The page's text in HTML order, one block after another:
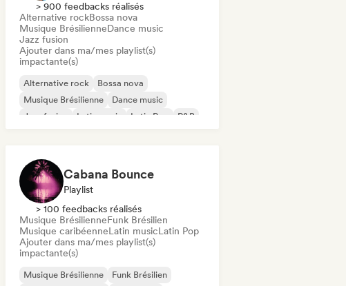
> 900 feedbacks réalisés
Alternative rockBossa nova
Musique BrésilienneDance music
Jazz fusion
Ajouter dans ma/mes playlist(s)
impactante(s)
Alternative rock
Bossa nova
Musique Brésilienne
Dance music
Jazz fusion
Latin music Latin Pop R&B
Cabana Bounce
Playlist
> 100 feedbacks réalisés
Musique BrésilienneFunk Brésilien
Musique caribéenneLatin musicLatin Pop
Ajouter dans ma/mes playlist(s)
impactante(s)
Musique Brésilienne Funk Brésilien